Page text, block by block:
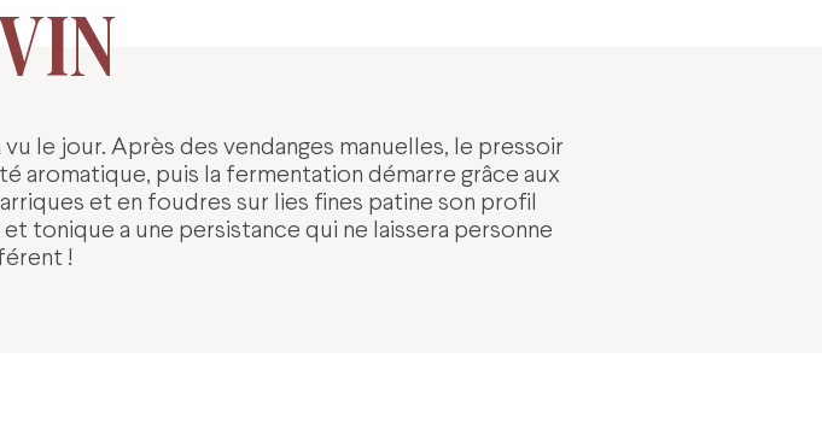
le jour. Après des vendanges manuelles, le pressoir
aromatique, puis la fermentation démarre grâce aux
et en foudres sur lies fines patine son profil
tonique a une persistance qui ne laissera personne
!